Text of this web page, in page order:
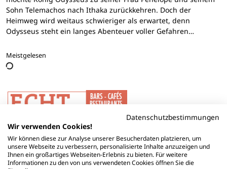
Sohn Telemachos nach Ithaka zurückkehren. Doch der
Heimweg wird weitaus schwieriger als erwartet, denn
Odysseus steht ein langes Abenteuer voller Gefahren…
Meistgelesen
Datenschutzbestimmungen
Wir verwenden Cookies!
Wir können diese zur Analyse unserer Besucherdaten platzieren, um
unsere Webseite zu verbessern, personalisierte Inhalte anzuzeigen und
Ihnen ein großartiges Webseiten-Erlebnis zu bieten. Für weitere
Informationen zu den von uns verwendeten Cookies öffnen Sie die